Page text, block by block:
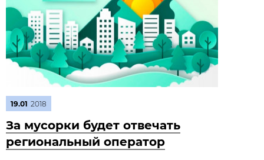
19.01 2018
За мусорки будет отвечать
региональный оператор